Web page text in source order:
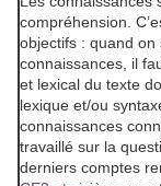
compréhension.
objectifs : quand
connaissances, il
et lexical du texte
lexique et/ou
connaissances
travaillé sur la
derniers comptes